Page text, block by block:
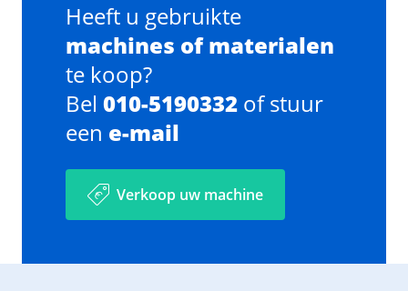
Heeft u gebruikte
machines of materialen
te koop?
Bel 010-5190332 of stuur
een e-mail
Verkoop uw machine